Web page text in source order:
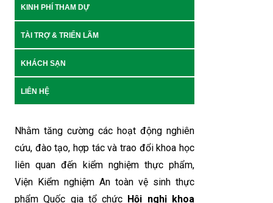
KINH PHÍ THAM DỰ
TÀI TRỢ & TRIỂN LÃM
KHÁCH SẠN
LIÊN HỆ
Nhằm tăng cường các hoạt động nghiên
cứu, đào tạo, hợp tác và trao đổi khoa học
liên quan đến kiểm nghiệm thực phẩm,
Viện Kiểm nghiệm An toàn vệ sinh thực
phẩm Quốc gia tổ chức Hội nghị khoa